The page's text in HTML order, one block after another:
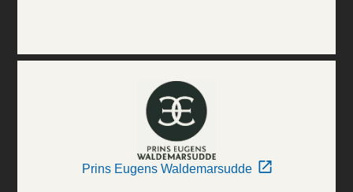
Prins Eugens Waldemarsudde